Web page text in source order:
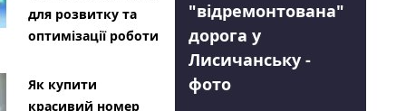
для розвитку та
оптимізації роботи
Як купити
красивий номер
"відремонтована"
дорога у
Лисичанську -
фото